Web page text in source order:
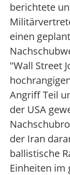
berichtete
einen
"Wall Street
Angriff Teil
der USA
der Iran
ballistische
Einheiten im